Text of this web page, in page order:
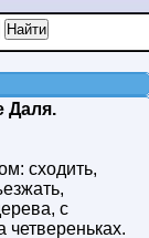
Даля.
сходить,
с
четвереньках.